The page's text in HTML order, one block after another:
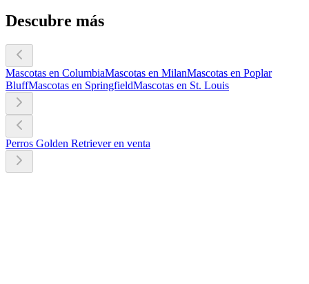
Descubre más
Mascotas en ColumbiaMascotas en MilanMascotas en Poplar
BluffMascotas en SpringfieldMascotas en St. Louis
Perros Golden Retriever en venta